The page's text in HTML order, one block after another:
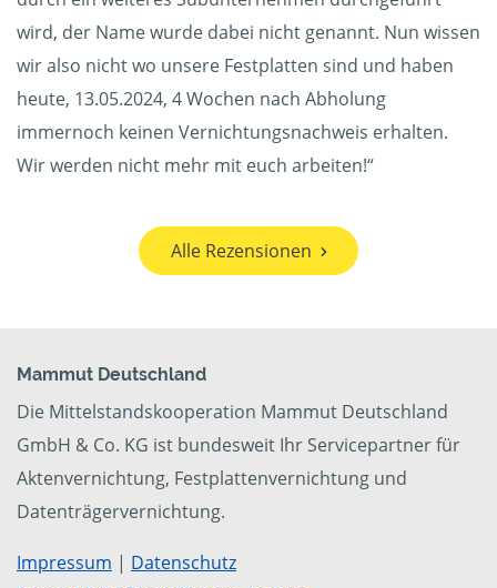
wird, der Name wurde dabei nicht genannt. Nun wissen
wir also nicht wo unsere Festplatten sind und haben
heute, 13.05.2024, 4 Wochen nach Abholung
immernoch keinen Vernichtungsnachweis erhalten.
Wir werden nicht mehr mit euch arbeiten!“
Alle Rezensionen
Mammut Deutschland
Die Mittelstandskooperation Mammut Deutschland
GmbH & Co. KG ist bundesweit Ihr Servicepartner für
Aktenvernichtung, Festplattenvernichtung und
Datenträgervernichtung.
Impressum | Datenschutz